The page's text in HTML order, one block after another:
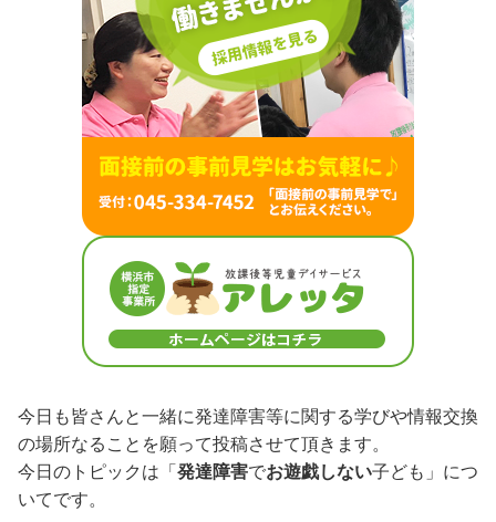
今日も皆さんと一緒に発達障害等に関する学びや情報交換
の場所なることを願って投稿させて頂きます。
今日のトピックは「発達障害でお遊戯しない子ども」につ
いてです。